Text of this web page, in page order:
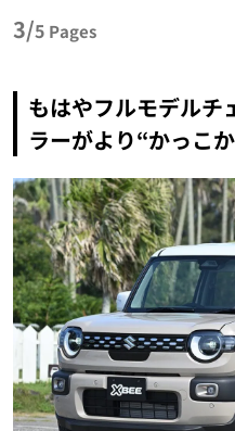
3/5 Pages
もはやフルモデルチ
ラーがより“かっこ